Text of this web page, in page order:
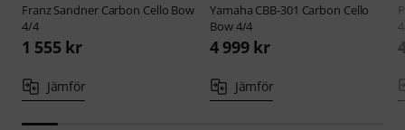
Franz Sandner Carbon Cello Bow
4/4
1 555 kr
Jämför
Yamaha CBB-301 Carbon Cello
Bow 4/4
4 999 kr
Jämför